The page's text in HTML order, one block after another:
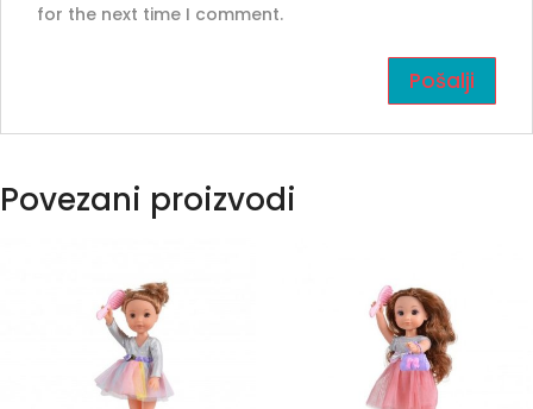
for the next time I comment.
Povezani proizvodi